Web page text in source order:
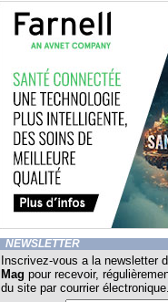
NEWSLETTER
Inscrivez-vous a la newsletter
Mag pour recevoir,
du site par courrier électronique.